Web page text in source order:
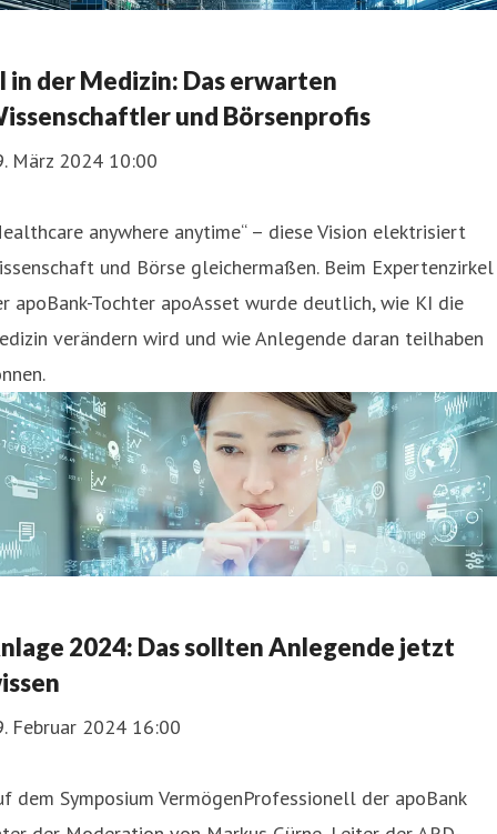
in der Medizin: Das erwarten
und Börsenprofis
März 2024 10:00
anywhere anytime“ – diese Vision elektrisiert
und Börse gleichermaßen. Beim Expertenzirkel
apoBank-Tochter apoAsset wurde deutlich, wie KI die
verändern wird und wie Anlegende daran teilhaben
2024: Das sollten Anlegende jetzt
Februar 2024 16:00
dem Symposium VermögenProfessionell der apoBank